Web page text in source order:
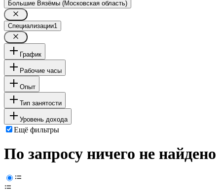
Большие Вязёмы (Московская область)
Специализации1
График
Рабочие часы
Опыт
Тип занятости
Уровень дохода
Ещё фильтры
По запросу ничего не найдено